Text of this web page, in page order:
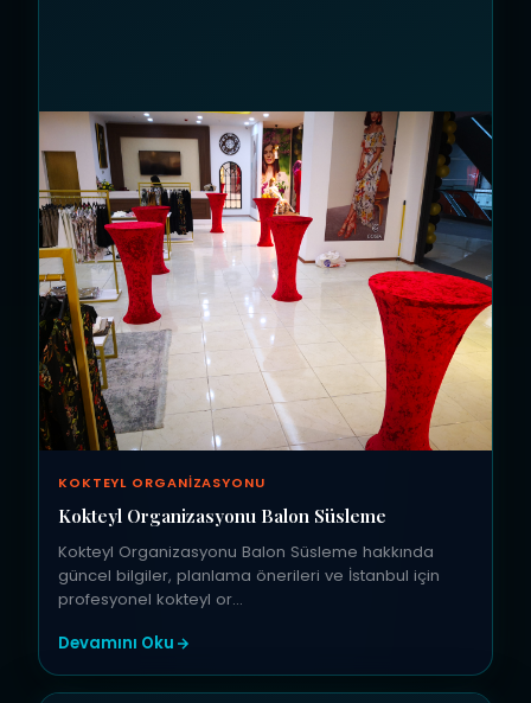
KOKTEYL ORGANIZASYONU
Kokteyl Organizasyonu Balon Süsleme
Kokteyl Organizasyonu Balon Süsleme hakkında
güncel bilgiler, planlama önerileri ve İstanbul için
profesyonel kokteyl or…
Devamını Oku